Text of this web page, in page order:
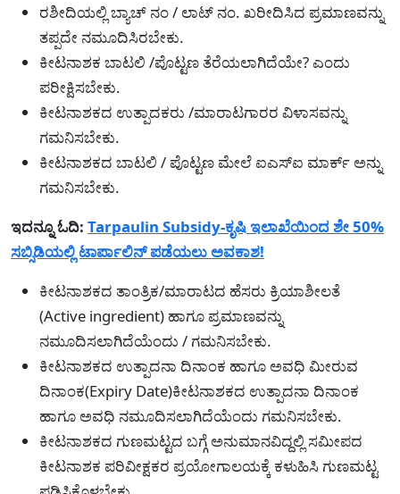
ರಶೀದಿಯಲ್ಲಿ ಬ್ಯಾಚ್ ನಂ / ಲಾಟ್ ನಂ. ಖರೀದಿಸಿದ ಪ್ರಮಾಣವನ್ನು
ತಪ್ಪದೇ ನಮೂದಿಸಿರಬೇಕು.
ಕೀಟನಾಶಕ ಬಾಟಲಿ /ಪೊಟ್ಟಣ ತೆರೆಯಲಾಗಿದೆಯೇ? ಎಂದು
ಪರೀಕ್ಷಿಸಬೇಕು.
ಕೀಟನಾಶಕದ ಉತ್ಪಾದಕರು /ಮಾರಾಟಗಾರರ ವಿಳಾಸವನ್ನು
ಗಮನಿಸಬೇಕು.
ಕೀಟನಾಶಕದ ಬಾಟಲಿ / ಪೊಟ್ಟಣ ಮೇಲೆ ಐಎಸ್‌ಐ ಮಾರ್ಕ್ ಅನ್ನು
ಗಮನಿಸಬೇಕು.
ಇದನ್ನೂ ಓದಿ: Tarpaulin Subsidy-ಕೃಷಿ ಇಲಾಖೆಯಿಂದ ಶೇ 50%
ಸಬ್ಸಿಡಿಯಲ್ಲಿ ಟಾರ್ಪಾಲಿನ್ ಪಡೆಯಲು ಅವಕಾಶ!
ಕೀಟನಾಶಕದ ತಾಂತ್ರಿಕ/ಮಾರಾಟದ ಹೆಸರು ಕ್ರಿಯಾಶೀಲತೆ
(Active ingredient) ಹಾಗೂ ಪ್ರಮಾಣವನ್ನು
ನಮೂದಿಸಲಾಗಿದೆಯೆಂದು / ಗಮನಿಸಬೇಕು.
ಕೀಟನಾಶಕದ ಉತ್ಪಾದನಾ ದಿನಾಂಕ ಹಾಗೂ ಅವಧಿ ಮೀರುವ
ದಿನಾಂಕ(Expiry Date)ಕೀಟನಾಶಕದ ಉತ್ಪಾದನಾ ದಿನಾಂಕ
ಹಾಗೂ ಅವಧಿ ನಮೂದಿಸಲಾಗಿದೆಯೆಂದು ಗಮನಿಸಬೇಕು.
ಕೀಟನಾಶಕದ ಗುಣಮಟ್ಟದ ಬಗ್ಗೆ ಅನುಮಾನವಿದ್ದಲ್ಲಿ ಸಮೀಪದ
ಕೀಟನಾಶಕ ಪರಿವೀಕ್ಷಕರ ಪ್ರಯೋಗಾಲಯಕ್ಕೆ ಕಳುಹಿಸಿ ಗುಣಮಟ್ಟ